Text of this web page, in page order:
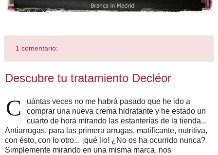
1 comentario:
Descubre tu tratamiento Decléor
C
uántas veces no me habrá pasado que he ido a
comprar una nueva crema hidratante y he estado un
cuarto de hora mirando las estanterías de la tienda...
Antiarrugas, para las primera arrugas, matificante, nutritiva,
con ésto, con lo otro... ¡qué lio! ¿No os ha ocurrido nunca?
Simplemente mirando en una misma marca, nos